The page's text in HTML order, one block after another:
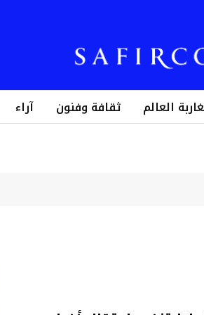
العالم ثقافة وفنون آراء